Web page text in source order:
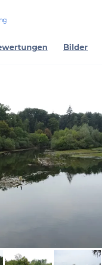
Bilder